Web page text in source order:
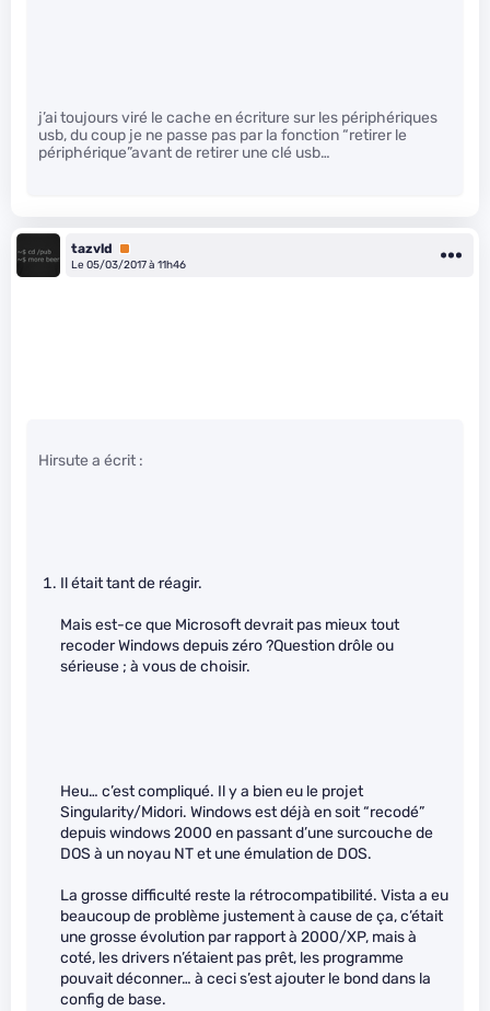
j’ai toujours viré le cache en écriture sur les périphériques
usb, du coup je ne passe pas par la fonction “retirer le
périphérique”avant de retirer une clé usb…
tazvld
Premium
Le 05/03/2017 à 11h46
Hirsute a écrit :
Il était tant de réagir.
Mais est-ce que Microsoft devrait pas mieux tout
recoder Windows depuis zéro ?Question drôle ou
sérieuse ; à vous de choisir.
Heu… c’est compliqué. Il y a bien eu le projet
Singularity/Midori. Windows est déjà en soit “recodé”
depuis windows 2000 en passant d’une surcouche de
DOS à un noyau NT et une émulation de DOS.
La grosse difficulté reste la rétrocompatibilité. Vista a eu
beaucoup de problème justement à cause de ça, c’était
une grosse évolution par rapport à 2000/XP, mais à
coté, les drivers n’étaient pas prêt, les programme
pouvait déconner… à ceci s’est ajouter le bond dans la
config de base.